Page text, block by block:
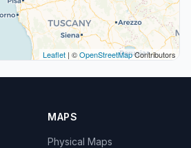
Leaflet | ©OpenStreetMapContributors
MAPS
Physical Maps